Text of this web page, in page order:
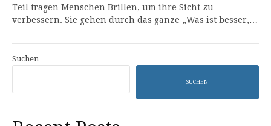
Teil tragen Menschen Brillen, um ihre Sicht zu
verbessern. Sie gehen durch das ganze „Was ist besser,…
Suchen
SUCHEN